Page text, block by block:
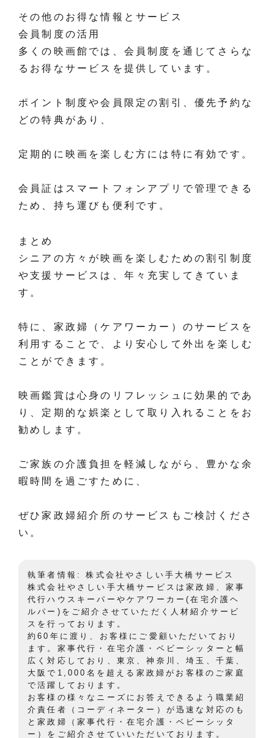
その他のお得な情報とサービス
会員制度の活用
多くの映画館では、会員制度を通じてさらな
るお得なサービスを提供しています。
ポイント制度や会員限定の割引、優先予約な
どの特典があり、
定期的に映画を楽しむ方には特に有効です。
会員証はスマートフォンアプリで管理できる
ため、持ち運びも便利です。
まとめ
シニアの方々が映画を楽しむための割引制度
や支援サービスは、年々充実してきていま
す。
特に、家政婦（ケアワーカー）のサービスを
利用することで、より安心して外出を楽しむ
ことができます。
映画鑑賞は心身のリフレッシュに効果的であ
り、定期的な娯楽として取り入れることをお
勧めします。
ご家族の介護負担を軽減しながら、豊かな余
暇時間を過ごすために、
ぜひ家政婦紹介所のサービスもご検討くださ
い。
執筆者情報: 株式会社やさしい手大橋サービス
株式会社やさしい手大橋サービスは家政婦、家事
代行ハウスキーパーやケアワーカー(在宅介護ヘ
ルパー)をご紹介させていただく人材紹介サービ
スを行っております。
約60年に渡り、お客様にご愛顧いただいており
ます。家事代行・在宅介護・ベビーシッターと幅
広く対応しており、東京、神奈川、埼玉、千葉、
大阪で1,000名を超える家政婦がお客様のご家庭
で活躍しております。
お客様の様々なニーズにお答えできるよう職業紹
介責任者（コーディネーター）が迅速な対応のも
と家政婦（家事代行・在宅介護・ベビーシッタ
ー）をご紹介させていいただいております。